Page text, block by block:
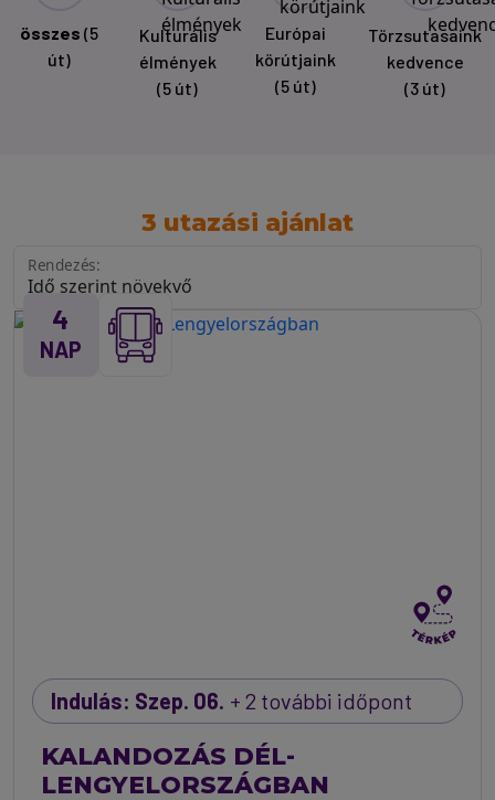
összes (5
út)
Kulturális
élmények
(5 út)
Európai
körútjaink
(5 út)
Törzsutasaink
kedvence
(3 út)
3 utazási ajánlat
Rendezés:
4
NAP
Indulás: Szep. 06. + 2 további időpont
KALANDOZÁS DÉL-
LENGYELORSZÁGBAN